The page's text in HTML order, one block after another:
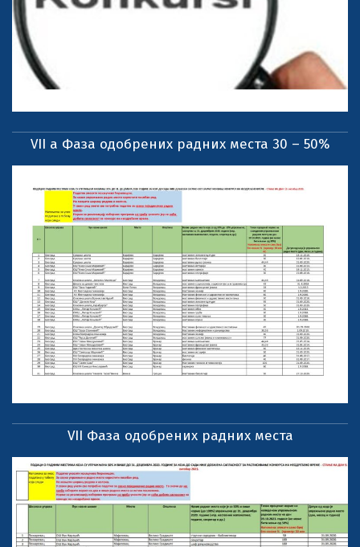
VII a Фаза одобрених радних места 30 – 50%
VII Фаза одобрених радних места